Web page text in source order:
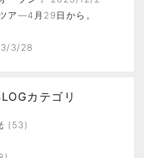
ア―4月29日から。
3/28
カテゴリ
(53)